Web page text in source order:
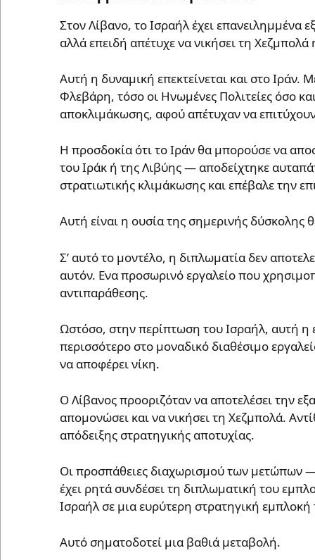
Στον Λίβανο, το Ισραήλ έχει επανειλημμένα
αλλά επειδή απέτυχε να νικήσει τη
Αυτή η δυναμική επεκτείνεται και στο Ιράν.
Φλεβάρη, τόσο οι Ηνωμένες Πολιτείες όσο
αποκλιμάκωσης, αφού απέτυχαν να
Η προσδοκία ότι το Ιράν θα μπορούσε να
του Ιράκ ή της Λιβύης — αποδείχτηκε
στρατιωτικής κλιμάκωσης και επέβαλε την
Αυτή είναι η ουσία της σημερινής δύσκολης
Σ’ αυτό το μοντέλο, η διπλωματία δεν
αυτόν. Ενα προσωρινό εργαλείο που
αντιπαράθεσης.
Ωστόσο, στην περίπτωση του Ισραήλ, αυτή η
περισσότερο στο μοναδικό διαθέσιμο
να αποφέρει νίκη.
Ο Λίβανος προοριζόταν να αποτελέσει την
απομονώσει και να νικήσει τη Χεζμπολά.
απόδειξης στρατηγικής αποτυχίας.
Οι προσπάθειες διαχωρισμού των μετώπων
έχει ρητά συνδέσει τη διπλωματική του
Ισραήλ σε μια ευρύτερη στρατηγική εμπλοκή
Αυτό σηματοδοτεί μια βαθιά μεταβολή.